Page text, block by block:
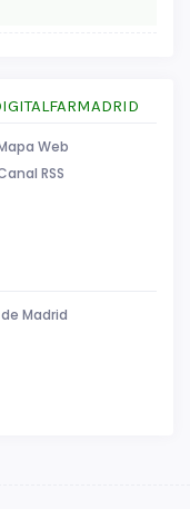
Web
RSS
Madrid